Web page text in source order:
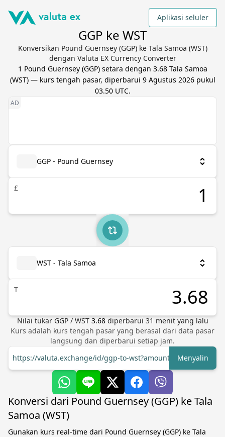
Aplikasi seluler
GGP ke WST
Konversikan Pound Guernsey (GGP) ke Tala Samoa (WST)
dengan Valuta EX Currency Converter
1 Pound Guernsey(GGP) setara dengan 3.68 Tala Samoa
(WST) — kurs tengah pasar, diperbarui 9 Agustus 2026 pukul
03.50 UTC.
GGP - Pound Guernsey
£
WST - Tala Samoa
T
Nilai tukar GGP/ WST 3.68 diperbarui 31 menit yang lalu
Kurs adalah kurs tengah pasar yang berasal dari data pasar
langsung dan diperbarui setiap jam.
https://valuta.exchange/id/ggp-to-wst?amount=1 Menyalin
Konversi dari Pound Guernsey (GGP) ke Tala
Samoa (WST)
Gunakan kurs real-time dari Pound Guernsey (GGP) ke Tala